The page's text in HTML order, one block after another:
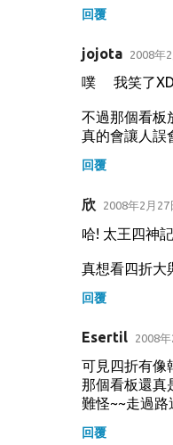
回覆
jojota 2008年
噗 我笑了XD
不過那個看板
真的會讓人誤
回覆
欣 2008年2月27
哈! 太王四神記
真想看四折大
回覆
Esertil 2008
可見四折有像
那個看板還真
難怪~~走過路
回覆